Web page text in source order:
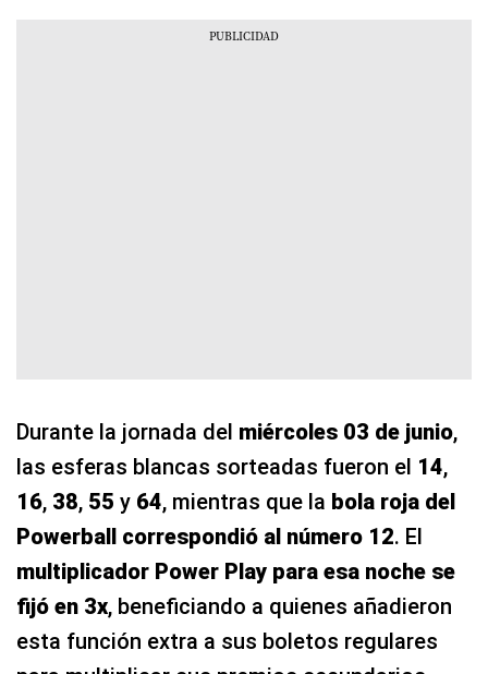
Durante la jornada del miércoles 03 de junio,
las esferas blancas sorteadas fueron el 14,
16, 38, 55 y 64, mientras que la bola roja del
Powerball correspondió al número 12. El
multiplicador Power Play para esa noche se
fijó en 3x, beneficiando a quienes añadieron
esta función extra a sus boletos regulares